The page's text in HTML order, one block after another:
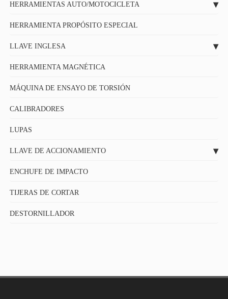
HERRAMIENTAS AUTO/MOTOCICLETA
HERRAMIENTA PROPÓSITO ESPECIAL
LLAVE INGLESA
HERRAMIENTA MAGNÉTICA
MÁQUINA DE ENSAYO DE TORSIÓN
CALIBRADORES
LUPAS
LLAVE DE ACCIONAMIENTO
ENCHUFE DE IMPACTO
TIJERAS DE CORTAR
DESTORNILLADOR